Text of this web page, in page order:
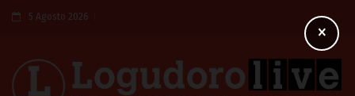
5 Agosto 2026
×